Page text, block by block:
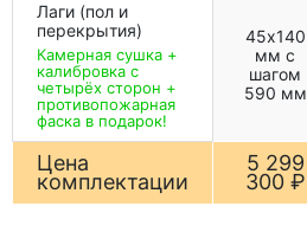
Лаги (пол и
перекрытия)
Камерная сушка +
калибровка с
четырёх сторон +
противопожарная
фаска в подарок!
45х140
мм с
шагом
590 мм
Цена
комплектации
5 299
300 ₽